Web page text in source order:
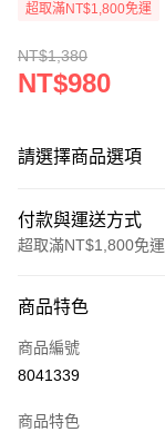
超取滿NT$1,800免運
NT$1,380
NT$980
請選擇商品選項
付款與運送方式
超取滿NT$1,800免運
信用卡一次付款
超商取貨付款
商品特色
商品編號
8041339
商品特色